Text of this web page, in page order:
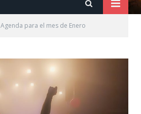
Agenda para el mes de Enero